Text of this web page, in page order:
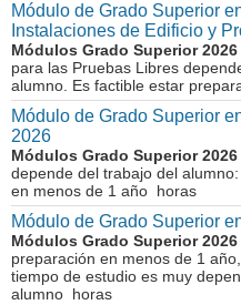
Módulo de Grado Superior
Instalaciones de Edificio y
Módulos Grado Superior 2026
para las Pruebas Libres
alumno. Es factible estar
Módulo de Grado Superior
2026
Módulos Grado Superior 2026
depende del trabajo del
en menos de 1 año horas
Módulo de Grado Superior
Módulos Grado Superior 2026
preparación en menos de 1
tiempo de estudio es muy
alumno horas